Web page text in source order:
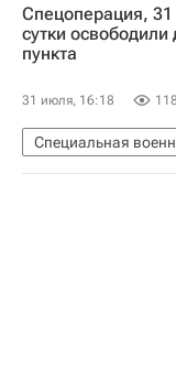
Происшествия
Луганская
Россия
Спецоперация,
сутки
пункта
31 июля, 16:18
Специальная
Россия
США